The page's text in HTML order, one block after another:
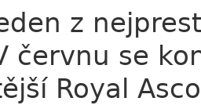
z
červnu se
Royal